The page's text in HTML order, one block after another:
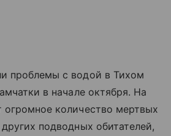
проблемы с водой в Тихом
в начале октября. На
огромное количество мертвых
подводных обитателей,